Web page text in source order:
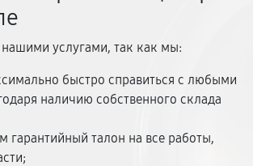
нашими услугами, так как мы:
быстро справиться с любыми
наличию собственного склада
гарантийный талон на все работы,